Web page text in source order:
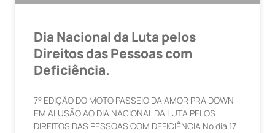
Dia Nacional da Luta pelos
Direitos das Pessoas com
Deficiência.
7° EDIÇÃO DO MOTO PASSEIO DA AMOR PRA DOWN
EM ALUSÃO AO DIA NACIONAL DA LUTA PELOS
DIREITOS DAS PESSOAS COM DEFICIÊNCIA No dia 17